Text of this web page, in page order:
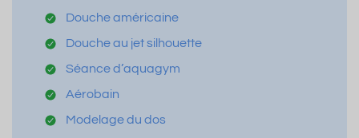
Douche américaine
Douche au jet silhouette
Séance d’aquagym
Aérobain
Modelage du dos